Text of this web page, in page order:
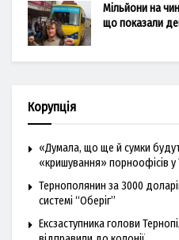
Мільйони на
що показали
Корупція
«Думала, що ще й сумки
«кришування» порноофісів у
Тернополянин за 3000
системі “Оберіг”
Ексзаступника голови